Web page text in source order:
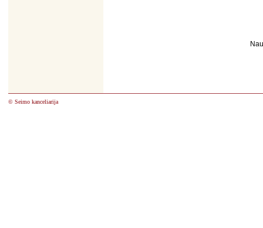
© Seimo kanceliarija